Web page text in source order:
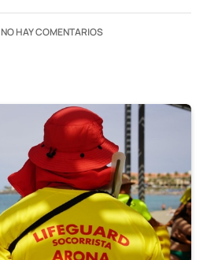
NO HAY COMENTARIOS